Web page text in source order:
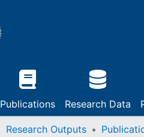
Publications Research Data
Research Outputs